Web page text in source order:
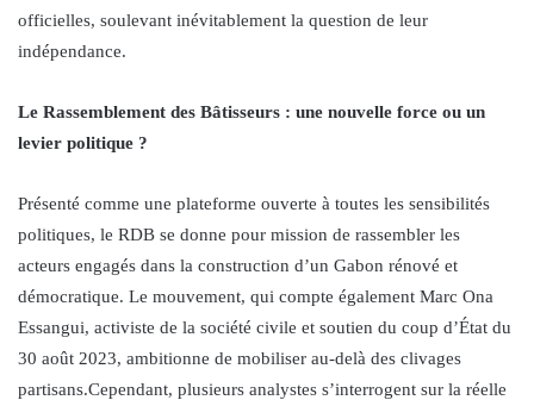
officielles, soulevant inévitablement la question de leur
indépendance.
Le Rassemblement des Bâtisseurs : une nouvelle force ou un
levier politique ?
Présenté comme une plateforme ouverte à toutes les sensibilités
politiques, le RDB se donne pour mission de rassembler les
acteurs engagés dans la construction d’un Gabon rénové et
démocratique. Le mouvement, qui compte également Marc Ona
Essangui, activiste de la société civile et soutien du coup d’État du
30 août 2023, ambitionne de mobiliser au-delà des clivages
partisans.Cependant, plusieurs analystes s’interrogent sur la réelle